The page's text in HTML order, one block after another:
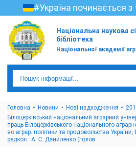
#Україна починається з
Національна наукова
бібліотека
Національної академії
Головна Новини Нові надходження
Білоцерківський національний аграрний
праць Білоцерківського національного
во аграр. політики та продовольства України,
редкол.: А. С. Даниленко (голов